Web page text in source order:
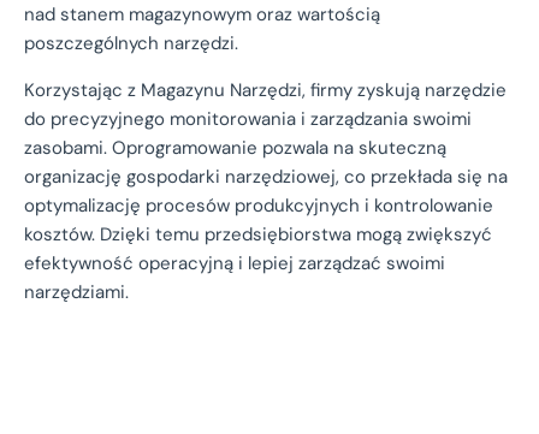
nad stanem magazynowym oraz wartością
poszczególnych narzędzi.
Korzystając z Magazynu Narzędzi, firmy zyskują narzędzie
do precyzyjnego monitorowania i zarządzania swoimi
zasobami. Oprogramowanie pozwala na skuteczną
organizację gospodarki narzędziowej, co przekłada się na
optymalizację procesów produkcyjnych i kontrolowanie
kosztów. Dzięki temu przedsiębiorstwa mogą zwiększyć
efektywność operacyjną i lepiej zarządzać swoimi
narzędziami.